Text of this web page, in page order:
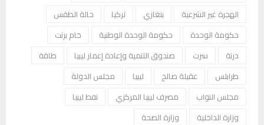
الهجرة غير الشرعية
بنغازي تركيا
حالة الطقس
حكومة الوحدة
حكومة الوحدة الوطنية
خام برنت
درنة
سرت صندوق التنمية وإعادة إعمار ليبيا
طاقة
طرابلس
عقيلة صالح ليبيا
مجلس الدولة
مجلس النواب
مصرف ليبيا المركزي
نفط ليبيا
وزارة الداخلية
وزارة الصحة